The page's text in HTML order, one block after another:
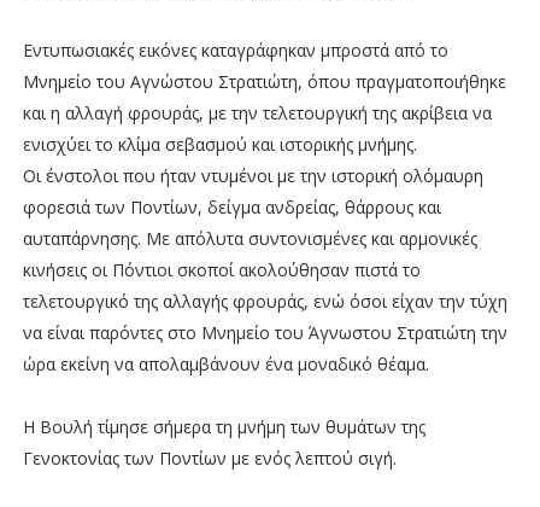
Εντυπωσιακές εικόνες καταγράφηκαν μπροστά από το
Μνημείο του Αγνώστου Στρατιώτη, όπου πραγματοποιήθηκε
και η αλλαγή φρουράς, με την τελετουργική της ακρίβεια να
ενισχύει το κλίμα σεβασμού και ιστορικής μνήμης.
Οι ένστολοι που ήταν ντυμένοι με την ιστορική ολόμαυρη
φορεσιά των Ποντίων, δείγμα ανδρείας, θάρρους και
αυταπάρνησης. Με απόλυτα συντονισμένες και αρμονικές
κινήσεις οι Πόντιοι σκοποί ακολούθησαν πιστά το
τελετουργικό της αλλαγής φρουράς, ενώ όσοι είχαν την τύχη
να είναι παρόντες στο Μνημείο του Άγνωστου Στρατιώτη την
ώρα εκείνη να απολαμβάνουν ένα μοναδικό θέαμα.
Η Βουλή τίμησε σήμερα τη μνήμη των θυμάτων της
Γενοκτονίας των Ποντίων με ενός λεπτού σιγή.